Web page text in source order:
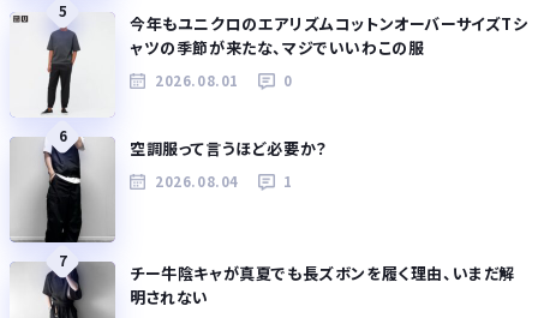
5
今年もユニクロのエアリズムコットンオーバーサイズTシ
ャツの季節が来たな、マジでいいわこの服
2026.08.01 0
6
空調服って言うほど必要か？
2026.08.04 1
7
チー牛陰キャが真夏でも長ズボンを履く理由、いまだ解
明されない